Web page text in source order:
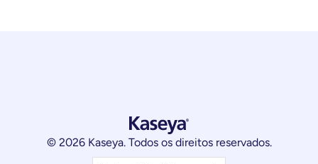
© 2026 Kaseya. Todos os direitos reservados.